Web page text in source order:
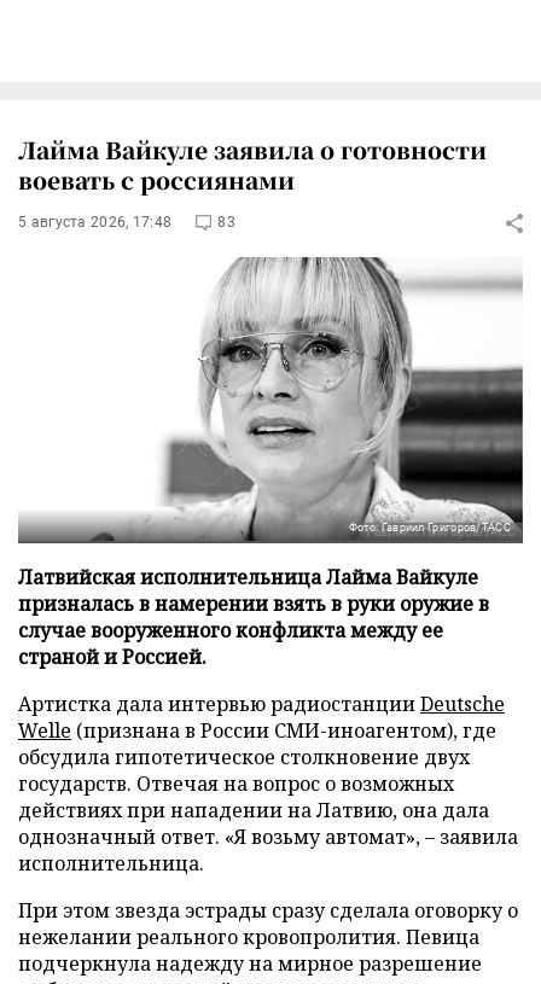
Лайма Вайкуле заявила о готовности
воевать с россиянами
5 августа 2026, 17:48 83
Фото: Гавриил Григоров/ТАСС
Латвийская исполнительница Лайма Вайкуле
призналась в намерении взять в руки оружие в
случае вооруженного конфликта между ее
страной и Россией.
Артистка дала интервью радиостанцииDeutsche
Welle (признана в России СМИ-иноагентом), где
обсудила гипотетическое столкновение двух
государств. Отвечая на вопрос о возможных
действиях при нападении на Латвию, она дала
однозначный ответ. «Я возьму автомат», – заявила
исполнительница.
При этом звезда эстрады сразу сделала оговорку о
нежелании реального кровопролития. Певица
подчеркнула надежду на мирное разрешение